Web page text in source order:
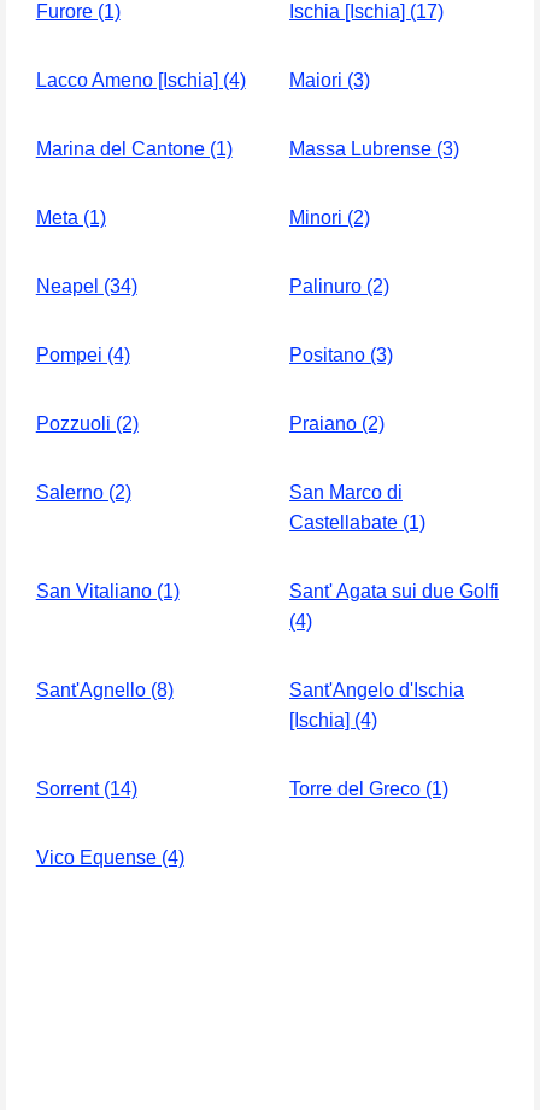
Furore (1) Ischia [Ischia] (17)
Lacco Ameno [Ischia] (4) Maiori (3)
Marina del Cantone (1) Massa Lubrense (3)
Meta (1) Minori (2)
Neapel (34) Palinuro (2)
Pompei (4) Positano (3)
Pozzuoli (2) Praiano (2)
Salerno (2)
San Marco di
Castellabate (1)
San Vitaliano (1)
Sant' Agata sui due Golfi
(4)
Sant'Agnello (8)
Sant'Angelo d'Ischia
[Ischia] (4)
Sorrent (14) Torre del Greco (1)
Vico Equense (4)